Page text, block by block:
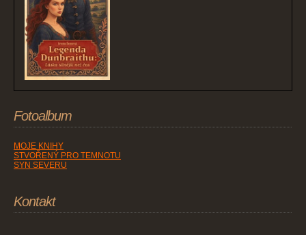
Fotoalbum
MOJE KNIHY
STVOŘENÝ PRO TEMNOTU
SYN SEVERU
Kontakt